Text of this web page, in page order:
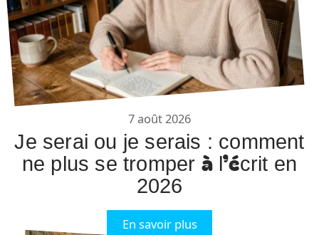
7 août 2026
Je serai ou je serais : comment
ne plus se tromper à l’écrit en
2026
En savoir plus